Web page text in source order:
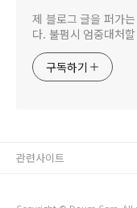
제 블로그 글을 퍼가
다. 불펌시 엄중대처
구독하기
관련사이트